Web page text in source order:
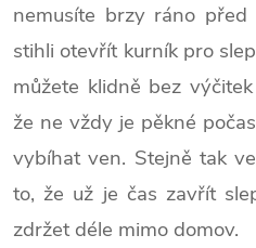
nemusíte brzy ráno
stihli otevřít kurník pro
můžete klidně bez
že ne vždy je pěkné
vybíhat ven. Stejně tak
to, že už je čas zavřít
zdržet déle mimo domov.